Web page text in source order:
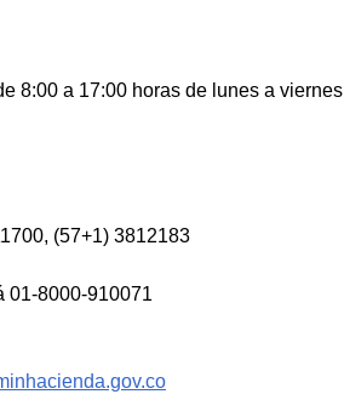
8:00 a 17:00 horas de lunes a viernes
(57+1) 3812183
01-8000-910071